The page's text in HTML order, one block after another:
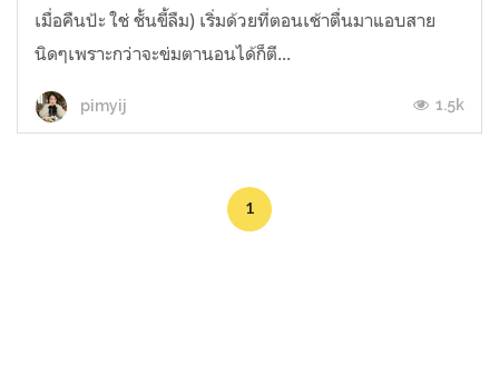
เมื่อคืนป้ะ ใช่ ชั้นขี้ลืม) เริ่มด้วยที่ตอนเช้าตื่นมาแอบสาย
นิดๆเพราะกว่าจะข่มตานอนได้ก็ตี...
pimyij 1.5k
1